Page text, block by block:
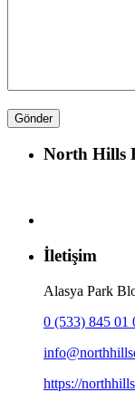
North Hills
İletişim
Alasya Park
0 (533) 845 01
https://